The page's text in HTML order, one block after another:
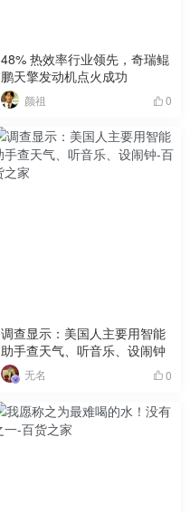
48% 热效率行业领先，奇瑞鲲
鹏天擎发动机点火成功
颜祖 0
调查显示：美国人主要用智能
助手查天气、听音乐、设闹钟
无名 0